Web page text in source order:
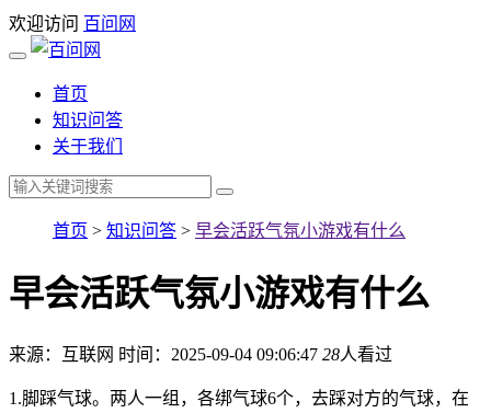
欢迎访问 百问网
首页
知识问答
关于我们
首页 > 知识问答 > 早会活跃气氛小游戏有什么
早会活跃气氛小游戏有什么
来源：互联网 时间：2025-09-04 09:06:47 28人看过
1.脚踩气球。两人一组，各绑气球6个，去踩对方的气球，在